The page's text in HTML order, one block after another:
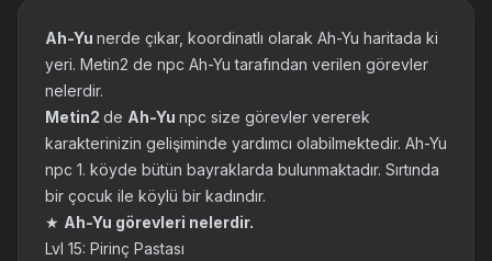
Ah-Yu nerde çıkar, koordinatlı olarak Ah-Yu haritada ki
yeri. Metin2 de npc Ah-Yu tarafından verilen görevler
nelerdir.
Metin2 de Ah-Yu npc size görevler vererek
karakterinizin gelişiminde yardımcı olabilmektedir. Ah-Yu
npc 1. köyde bütün bayraklarda bulunmaktadır. Sırtında
bir çocuk ile köylü bir kadındır.
★ Ah-Yu görevleri nelerdir.
Lvl 15: Pirinç Pastası